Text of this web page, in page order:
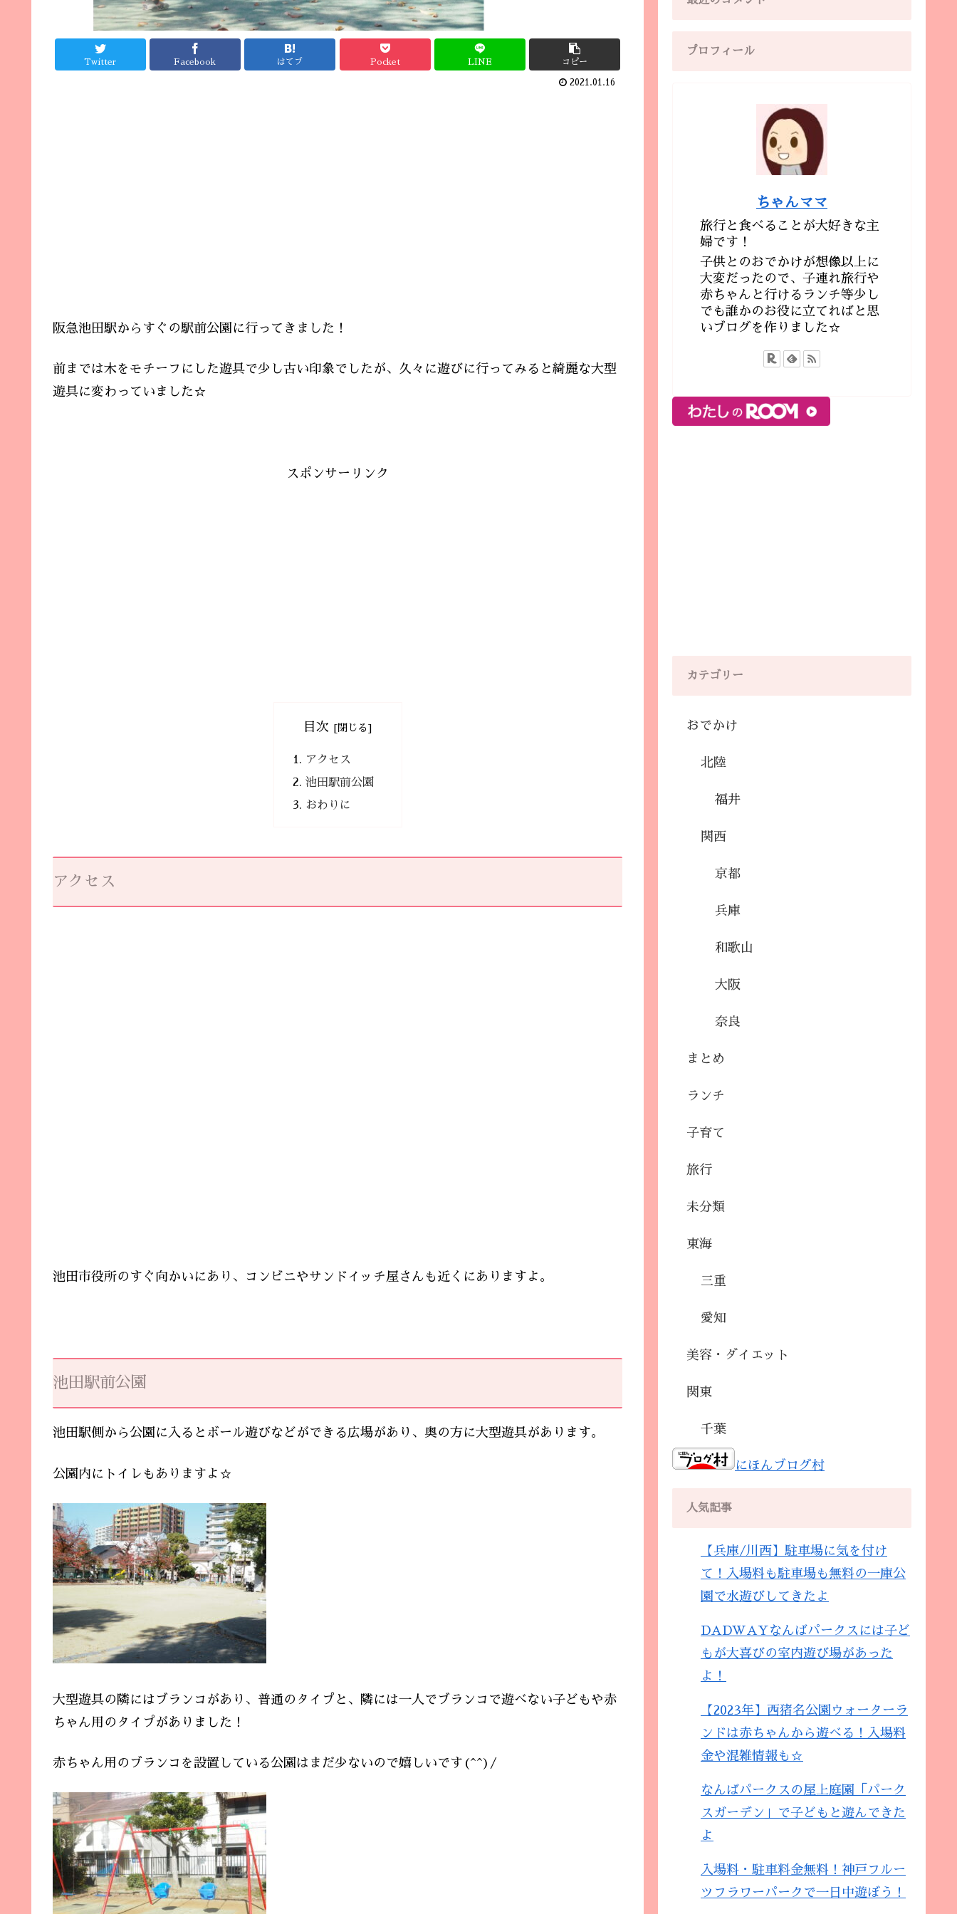
Twitter Facebook はてブ Pocket LINE コピー
2021.01.16
阪急池田駅からすぐの駅前公園に行ってきました！
前までは木をモチーフにした遊具で少し古い印象でしたが、久々に遊びに行ってみると綺麗な大型
遊具に変わっていました☆
スポンサーリンク
目次
アクセス
池田駅前公園
おわりに
アクセス
池田市役所のすぐ向かいにあり、コンビニやサンドイッチ屋さんも近くにありますよ。
池田駅前公園
池田駅側から公園に入るとボール遊びなどができる広場があり、奥の方に大型遊具があります。
公園内にトイレもありますよ☆
大型遊具の隣にはブランコがあり、普通のタイプと、隣には一人でブランコで遊べない子どもや赤
ちゃん用のタイプがありました！
赤ちゃん用のブランコを設置している公園はまだ少ないので嬉しいです(^^)/
プロフィール
ちゃんママ
旅行と食べることが大好きな主
婦です！
子供とのおでかけが想像以上に
大変だったので、子連れ旅行や
赤ちゃんと行けるランチ等少し
でも誰かのお役に立てればと思
いブログを作りました☆
カテゴリー
おでかけ
北陸
福井
関西
京都
兵庫
和歌山
大阪
奈良
まとめ
ランチ
子育て
旅行
未分類
東海
三重
愛知
美容・ダイエット
関東
千葉
にほんブログ村
人気記事
【兵庫/川西】駐車場に気を付け
て！入場料も駐車場も無料の一庫公
園で水遊びしてきたよ
DADWAYなんばパークスには子ど
もが大喜びの室内遊び場があった
よ！
【2023年】西猪名公園ウォーターラ
ンドは赤ちゃんから遊べる！入場料
金や混雑情報も☆
なんばパークスの屋上庭園「パーク
スガーデン」で子どもと遊んできた
よ
入場料・駐車料金無料！神戸フルー
ツフラワーパークで一日中遊ぼう！